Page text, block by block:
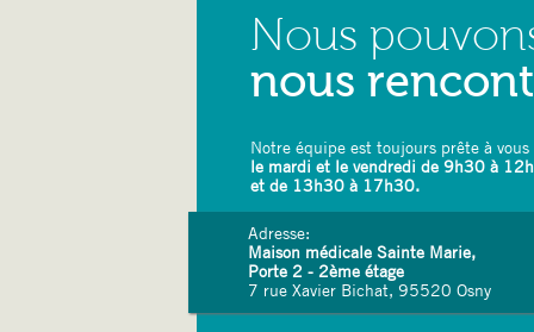
Nous
nous
Notre équipe est toujours prête à
le mardi et le vendredi de 9h30 à
et de 13h30 à 17h30.
Adresse:
Maison médicale Sainte Marie,
Porte 2 - 2ème étage
7 rue Xavier Bichat, 95520 Osny